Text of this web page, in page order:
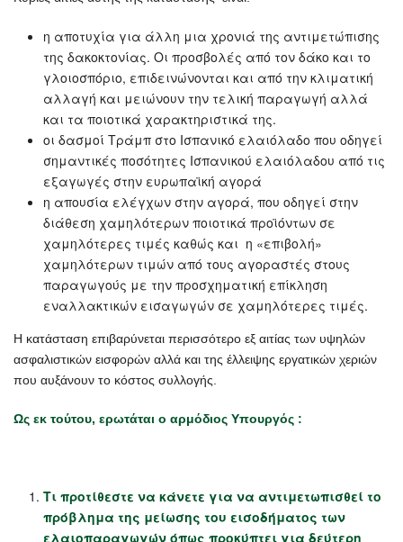
η αποτυχία για άλλη μια χρονιά της αντιμετώπισης
της δακοκτονίας. Οι προσβολές από τον δάκο και το
γλοιοσπόριο, επιδεινώνονται και από την κλιματική
αλλαγή και μειώνουν την τελική παραγωγή αλλά
και τα ποιοτικά χαρακτηριστικά της.
οι δασμοί Τράμπ στο Ισπανικό ελαιόλαδο που οδηγεί
σημαντικές ποσότητες Ισπανικού ελαιόλαδου από τις
εξαγωγές στην ευρωπαϊκή αγορά
η απουσία ελέγχων στην αγορά, που οδηγεί στην
διάθεση χαμηλότερων ποιοτικά προϊόντων σε
χαμηλότερες τιμές καθώς και η «επιβολή»
χαμηλότερων τιμών από τους αγοραστές στους
παραγωγούς με την προσχηματική επίκληση
εναλλακτικών εισαγωγών σε χαμηλότερες τιμές.
Η κατάσταση επιβαρύνεται περισσότερο εξ αιτίας των υψηλών
ασφαλιστικών εισφορών αλλά και της έλλειψης εργατικών χεριών
που αυξάνουν το κόστος συλλογής.
Ως εκ τούτου, ερωτάται ο αρμόδιος Υπουργός :
Τι προτίθεστε να κάνετε για να αντιμετωπισθεί το
πρόβλημα της μείωσης του εισοδήματος των
ελαιοπαραγωγών όπως προκύπτει για δεύτερη